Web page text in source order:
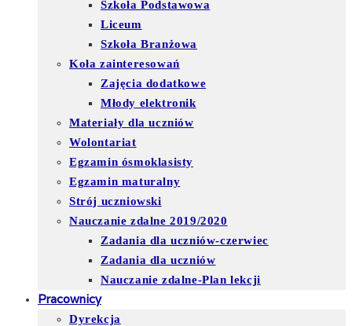
Szkoła Podstawowa
Liceum
Szkoła Branżowa
Koła zainteresowań
Zajęcia dodatkowe
Młody elektronik
Materiały dla uczniów
Wolontariat
Egzamin ósmoklasisty
Egzamin maturalny
Strój uczniowski
Nauczanie zdalne 2019/2020
Zadania dla uczniów-czerwiec
Zadania dla uczniów
Nauczanie zdalne-Plan lekcji
Pracownicy
Dyrekcja